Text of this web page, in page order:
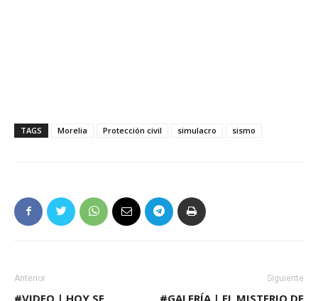
TAGS Morelia Protección civil simulacro sismo
Anterior
#VIDEO | HOY SE
Siguiente
#GALERÍA | EL MISTERIO DE